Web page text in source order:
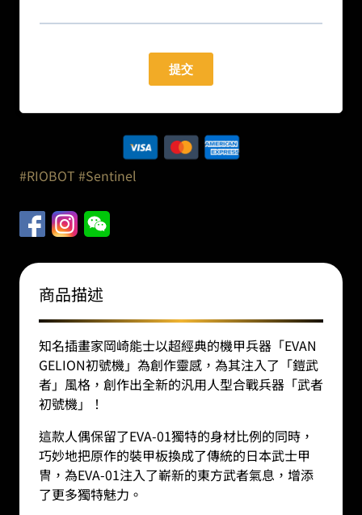
#RIOBOT #Sentinel
商品描述
知名插畫家岡崎能士以超經典的機甲兵器「EVAN
GELION初號機」為創作靈感，為其注入了「鎧武
者」風格，創作出全新的汎用人型合戰兵器「武者
初號機」！
這款人偶保留了EVA-01獨特的身材比例的同時，
巧妙地把原作的裝甲板換成了傳統的日本武士甲
冑，為EVA-01注入了嶄新的東方武者氣息，增添
了更多獨特魅力。